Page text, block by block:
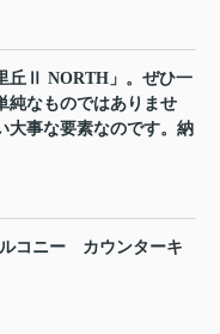
丘Ⅱ NORTH」。ぜひ一
純なものではありませ
大事な要素なのです。納
コニー
カウンターキ